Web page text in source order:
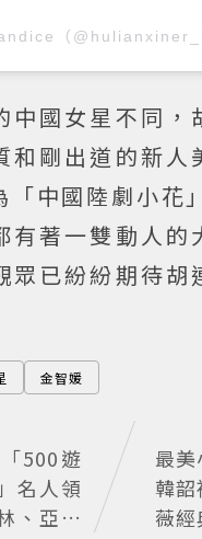
（@hulianxiner_
中國女星不同，
和剛出道的新人
「中國陸劇小花
有著一雙動人的
眾已紛紛期待胡
金智媛
500遊
名人領
、亞洲
最美
韓韶
薇